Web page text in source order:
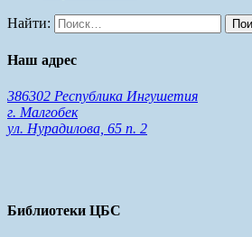
Найти:
Наш адрес
386302 Республика Ингушетия
г. Малгобек
ул. Нурадилова, 65 п. 2
Библиотеки ЦБС